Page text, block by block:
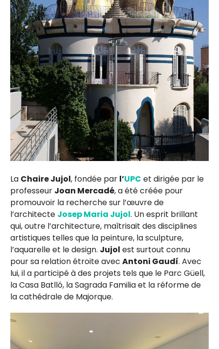
La Chaire Jujol, fondée par l’UPC et dirigée par le
professeur Joan Mercadé, a été créée pour
promouvoir la recherche sur l’œuvre de
l’architecte Josep Maria Jujol. Un esprit brillant
qui, outre l’architecture, maîtrisait des disciplines
artistiques telles que la peinture, la sculpture,
l’aquarelle et le design. Jujol est surtout connu
pour sa relation étroite avec Antoni Gaudí. Avec
lui, il a participé à des projets tels que le Parc Güell,
la Casa Batlló, la Sagrada Familia et la réforme de
la cathédrale de Majorque.